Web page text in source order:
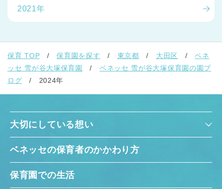
2021年
保育 TOP 保育園を探す 東京都 大田区
ベネ
ッセ 雪が谷大塚保育園
ベネッセ 雪が谷大塚保育園の園ブ
ログ
2024年
大切にしている想い
ベネッセの保育者のかかわり方
保育園での生活